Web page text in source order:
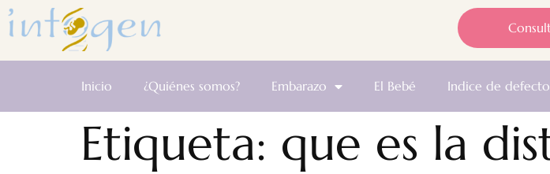
Inicio ¿Quiénes somos? Embarazo El Bebé Indice de
Etiqueta: que es la